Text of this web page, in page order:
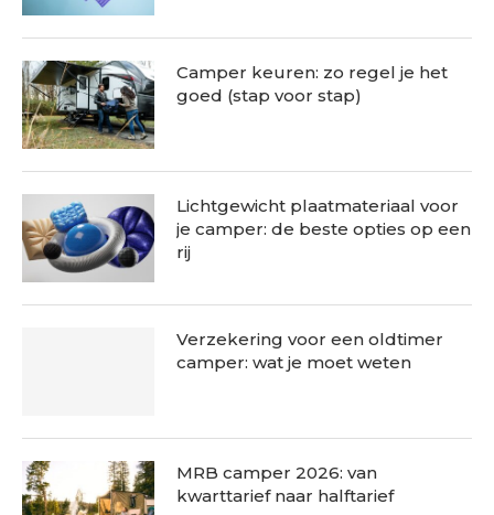
Camper keuren: zo regel je het
goed (stap voor stap)
Lichtgewicht plaatmateriaal voor
je camper: de beste opties op een
rij
Verzekering voor een oldtimer
camper: wat je moet weten
MRB camper 2026: van
kwarttarief naar halftarief